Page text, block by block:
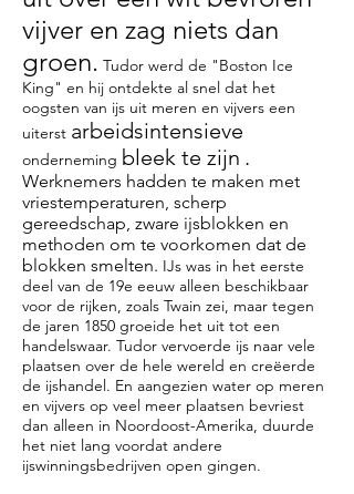
vijver en zag niets dan
groen. Tudor werd de "Boston Ice
King" en hij ontdekte al snel dat het
oogsten van ijs uit meren en vijvers een
uiterst arbeidsintensieve
onderneming bleek te zijn .
Werknemers hadden te maken met
vriestemperaturen, scherp
gereedschap, zware ijsblokken en
methoden om te voorkomen dat de
blokken smelten. IJs was in het eerste
deel van de 19e eeuw alleen beschikbaar
voor de rijken, zoals Twain zei, maar tegen
de jaren 1850 groeide het uit tot een
handelswaar. Tudor vervoerde ijs naar vele
plaatsen over de hele wereld en creëerde
de ijshandel. En aangezien water op meren
en vijvers op veel meer plaatsen bevriest
dan alleen in Noordoost-Amerika, duurde
het niet lang voordat andere
ijswinningsbedrijven open gingen.